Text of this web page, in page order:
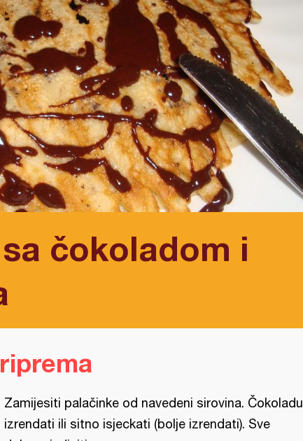
čokoladom i
Zamijesiti palačinke od navedeni sirovina. Čokoladu
izrendati ili sitno isjeckati (bolje izrendati). Sve